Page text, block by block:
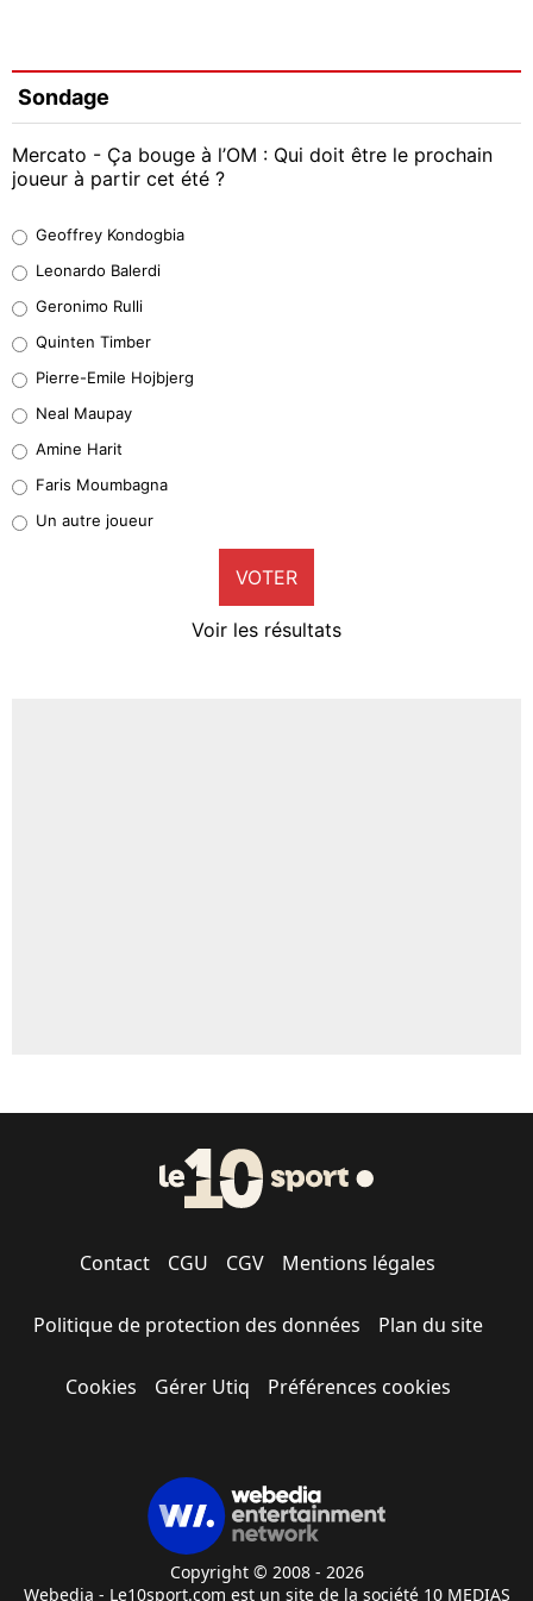
Sondage
Mercato - Ça bouge à l’OM : Qui doit être le prochain
joueur à partir cet été ?
38%
32%
5%
1%
9%
Geoffrey Kondogbia
Leonardo Balerdi
Geronimo Rulli
Quinten Timber
Pierre-Emile Hojbjerg
Neal Maupay
Amine Harit
Faris Moumbagna
Un autre joueur
VOTER
Voir les résultats
Contact CGU CGV Mentions légales
Politique de protection des données Plan du site
Cookies Gérer Utiq Préférences cookies
Copyright © 2008 - 2026
Webedia - Le10sport.com est un site de la société 10 MEDIAS